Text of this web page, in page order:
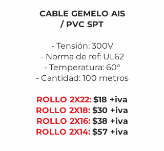
CABLE GEMELO AIS
/ PVC SPT
- Tensión: 300V
- Norma de ref: UL62
- Temperatura: 60°
- Cantidad: 100 metros
ROLLO 2X22: $18 +iva
ROLLO 2X18: $30 +iva
ROLLO 2X16: $38 +iva
ROLLO 2X14: $57 +iva